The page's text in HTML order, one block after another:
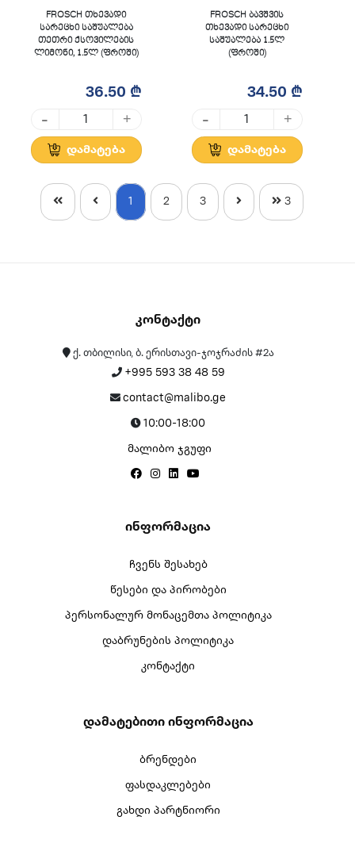
FROSCH თხევადი
სარეცხი საშუალება
თეთრი ქსოვილების
ლიმონი, 1.5ლ (ფროში)
36.50 ₾
- +
დამატება
FROSCH ბავშვის
თხევადი სარეცხი
საშუალება 1.5ლ
(ფროში)
34.50 ₾
- +
დამატება
1 2 3 3
Კონტაქტი
ქ. თბილისი, ბ. ერისთავი-ჯოჯრაძის #2ა
+995 593 38 48 59
contact@malibo.ge
10:00-18:00
მალიბო ჯგუფი
Ინფორმაცია
ჩვენს შესახებ
წესები და პირობები
პერსონალურ მონაცემთა პოლიტიკა
დაბრუნების პოლიტიკა
კონტაქტი
Დამატებითი Ინფორმაცია
ბრენდები
ფასდაკლებები
გახდი პარტნიორი